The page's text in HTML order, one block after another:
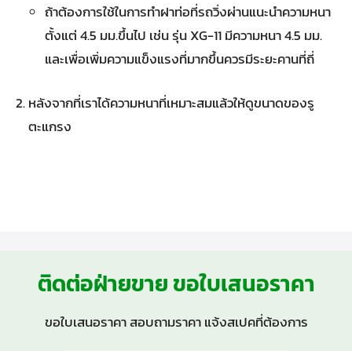
ถ้าต้องการใช้ในการทำฝาท่อที่รถวิ่งผ่านแนะนำความหนา
ตั้งแต่ 4.5 มม.ขึ้นไป เช่น รุ่น XG-11 มีความหนา 4.5 มม.
และเพื่อเพิ่มความแข็งแรงที่มากขึ้นควรมีระยะคานที่ถี่
หลังจากที่เราได้ความหนาที่เหมาะสมแล้วให้ดูขนาดของรู
ตะแกรง
ติดต่อฝ่ายขาย ขอใบเสนอราคา
ขอใบเสนอราคา สอบถามราคา แจ้งสเปคที่ต้องการ